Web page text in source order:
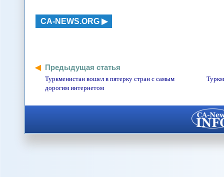
CA-NEWS.ORG
Предыдущая статья
Туркменистан вошел в пятерку стран с самым
дорогим интернетом